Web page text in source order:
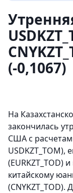
(-0,1067)
На
закончилась
США с
USDKZT_TOM),
(EURKZT_TOD)
китайскому
(CNYKZT_TOD).